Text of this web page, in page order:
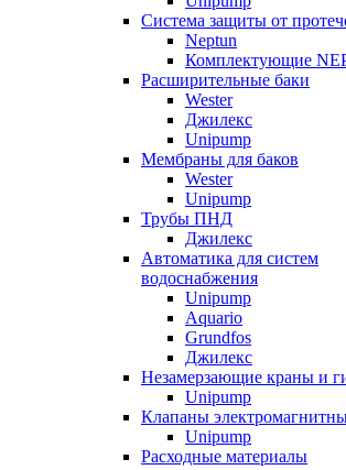
Система защиты от
Neptun
Комплектующие
Расширительные баки
Wester
Джилекс
Unipump
Мембраны для баков
Wester
Unipump
Трубы ПНД
Джилекс
Автоматика для систем
водоснабжения
Unipump
Aquario
Grundfos
Джилекс
Незамерзающие краны и
Unipump
Клапаны
Unipump
Расходные материалы